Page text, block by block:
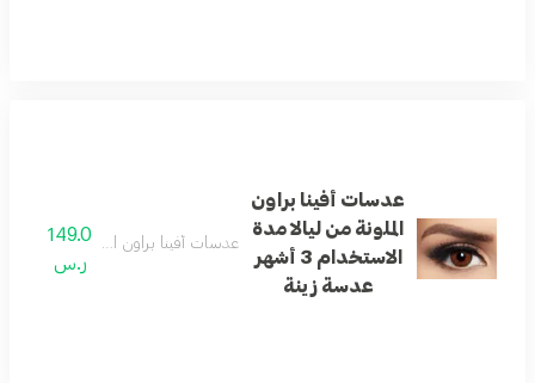
عدسات أفينا براون
الملونة من ليالا مدة
الاستخدام 3 أشهر
عدسة زينة
عدسات أفينا براون الملونة من ليالا مدة
149.0
ر.س